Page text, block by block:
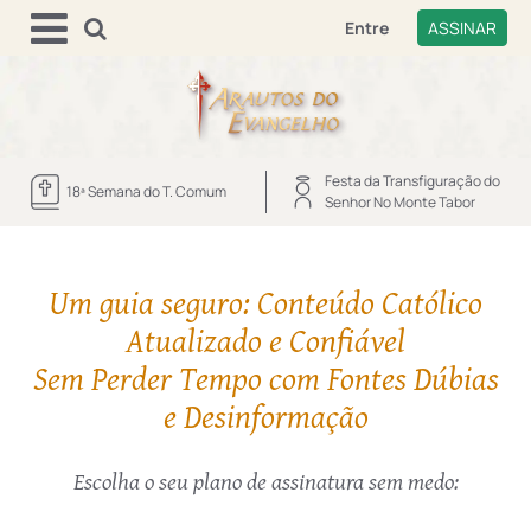
Entre ASSINAR
18ª Semana do T. Comum
Festa da Transfiguração do
Senhor No Monte Tabor
Um guia seguro: Conteúdo Católico
Atualizado e Confiável
Sem Perder Tempo com Fontes Dúbias
e Desinformação
Escolha o seu plano de assinatura sem medo: